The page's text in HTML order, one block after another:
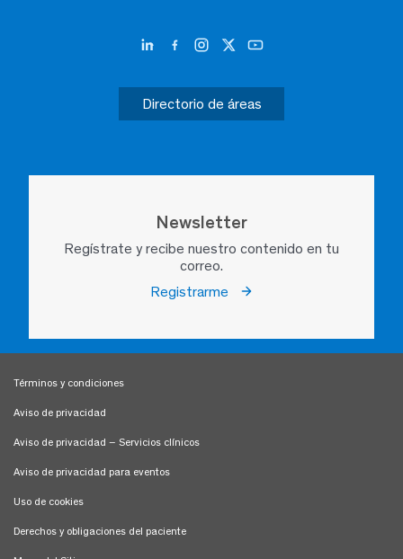
Directorio de áreas
Newsletter
Regístrate y recibe nuestro contenido en tu
correo.
Registrarme
Términos y condiciones
Aviso de privacidad
Aviso de privacidad – Servicios clínicos
Aviso de privacidad para eventos
Uso de cookies
Derechos y obligaciones del paciente